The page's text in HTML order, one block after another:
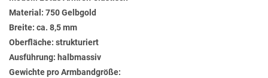
Material: 750 Gelbgold
Breite: ca. 8,5 mm
Oberfläche: strukturiert
Ausführung: halbmassiv
Gewichte pro Armbandgröße: